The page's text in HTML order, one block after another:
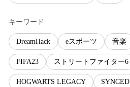
キーワード
DreamHack eスポーツ 音楽
FIFA23 ストリートファイター6
HOGWARTS LEGACY SYNCED